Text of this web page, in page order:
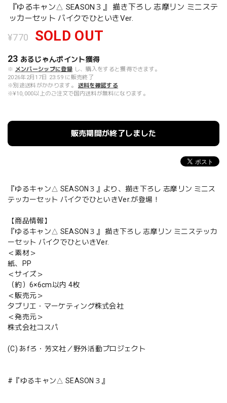
『ゆるキャン△ SEASON３』 描き下ろし 志摩リン ミニステ
ッカーセット バイクでひといきVer.
¥770 SOLD OUT
23 あるじゃんポイント獲得
※ メンバーシップに登録 し、購入をすると獲得できます。
2026年2月17日 23:59 に販売終了
※別途送料がかかります。
送料を確認する
※¥10,000以上のご注文で国内送料が無料になります。
販売期間が終了しました
『ゆるキャン△ SEASON３』より、描き下ろし 志摩リン ミニス
テッカーセット バイクでひといきVer.が登場！
【商品情報】
『ゆるキャン△ SEASON３』 描き下ろし 志摩リン ミニステッカ
ーセット バイクでひといきVer.
＜素材＞
紙、PP
＜サイズ＞
（約）6×6cm以内 4枚
＜販売元＞
タブリエ・マーケティング株式会社
＜発売元＞
株式会社コスパ
(C) あfろ・芳文社／野外活動プロジェクト
#『ゆるキャン△ SEASON３』